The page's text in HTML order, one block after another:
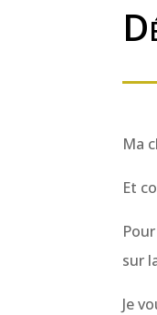
Ma
Et
sur
Je